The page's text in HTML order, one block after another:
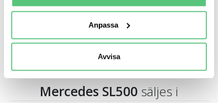
Ta reda på mer om hur dina personliga uppgifter
Du kan ändra eller dra tillbaka ditt samtycke när som
helst från cookie-förklaringen.
en säker - och trygg marknadsplats och för att kunna ge
dig relevanta tips, nyheter och anpassad reklam. Genom
Anpassa
Avvisa
Fördelar med att köpa bilen av Bilweb’s
anslutna bilhandlare
Mercedes SL500 säljes i